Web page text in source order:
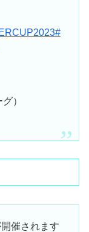
#
）
催されます